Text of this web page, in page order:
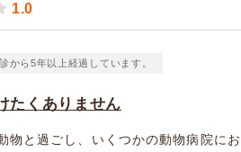
1.0
から5年以上経過しています。
たくありません
物と過ごし、いくつかの動物病院に